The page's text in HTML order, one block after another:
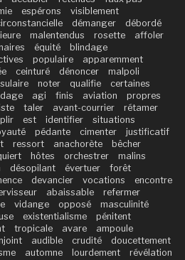
espérons
visiblement
démanger
débordé
malentendus rosette
affoler
équité
blindage
populaire
apparemment
ceinturé dénoncer
malpoli
noter qualifie
certaines
agi finis aviation
propres
taler avant-courrier
rétamer
est identifier
situations
pédante cimenter
justificatif
ressort anachorète
bêcher
hôtes orchestrer
malins
désopilant évertuer
forêt
devancier vocations
encontre
abaissable
refermer
vidange opposé
masculinité
existentialisme
pénitent
tropicale avare
ampoule
audible crudité
doucettement
automne lourdement
révélation